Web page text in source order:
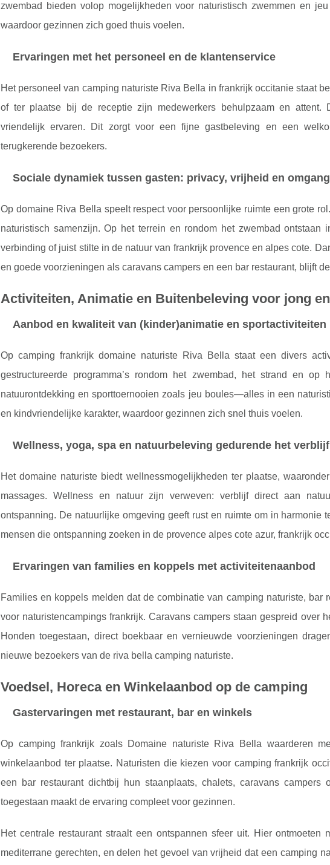
zwembad bieden volop mogelijkheden voor naturistisch zwemmen en
waardoor gezinnen zich goed thuis voelen.
Ervaringen met het personeel en de klantenservice
Het personeel van camping naturiste Riva Bella in frankrijk occitanie staat
of ter plaatse bij de receptie zijn medewerkers behulpzaam en attent.
vriendelijk ervaren. Dit zorgt voor een fijne gastbeleving en een
terugkerende bezoekers.
Sociale dynamiek tussen gasten: privacy, vrijheid en
Op domaine Riva Bella speelt respect voor persoonlijke ruimte een grote
naturistisch samenzijn. Op het terrein en rondom het zwembad ontstaan
verbinding of juist stilte in de natuur van frankrijk provence en alpes cote.
en goede voorzieningen als caravans campers en een bar restaurant, blijft
Activiteiten, Animatie en Buitenbeleving voor jong
Aanbod en kwaliteit van (kinder)animatie en sportactiviteiten
Op camping frankrijk domaine naturiste Riva Bella staat een divers
gestructureerde programma’s rondom het zwembad, het strand en op
natuurontdekking en sporttoernooien zoals jeu boules—alles in een
en kindvriendelijke karakter, waardoor gezinnen zich snel thuis voelen.
Wellness, yoga, spa en natuurbeleving gedurende het verblijf
Het domaine naturiste biedt wellnessmogelijkheden ter plaatse,
massages. Wellness en natuur zijn verweven: verblijf direct aan
ontspanning. De natuurlijke omgeving geeft rust en ruimte om in harmonie
mensen die ontspanning zoeken in de provence alpes cote azur, frankrijk
Ervaringen van families en koppels met activiteitenaanbod
Families en koppels melden dat de combinatie van camping naturiste, bar
voor naturistencampings frankrijk. Caravans campers staan gespreid over
Honden toegestaan, direct boekbaar en vernieuwde voorzieningen
nieuwe bezoekers van de riva bella camping naturiste.
Voedsel, Horeca en Winkelaanbod op de camping
Gastervaringen met restaurant, bar en winkels
Op camping frankrijk zoals Domaine naturiste Riva Bella waarderen
winkelaanbod ter plaatse. Naturisten die kiezen voor camping frankrijk
een bar restaurant dichtbij hun staanplaats, chalets, caravans
toegestaan maakt de ervaring compleet voor gezinnen.
Het centrale restaurant straalt een ontspannen sfeer uit. Hier ontmoeten
mediterrane gerechten, en delen het gevoel van vrijheid dat een camping